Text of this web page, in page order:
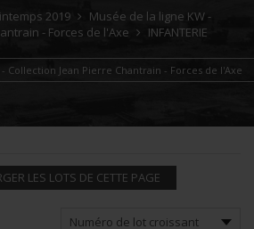
2019
Musée de la ligne KW -
- Forces de l'Axe
INFANTERIE
Collection Jean Pierre Chantrain - Forces de l'Axe
LES LOTS DE CETTE PAGE